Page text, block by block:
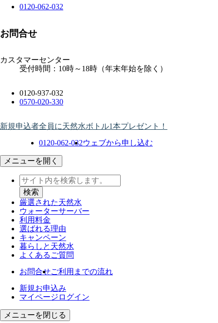
0120-062-032
お問合せ
カスタマーセンター
受付時間：10時～18時（年末年始を除く）
0120-937-032
0570-020-330
新規申込者全員に天然水ボトル1本プレゼント！
0120-062-032ウェブから申し込む
メニューを開く
厳選された天然水
ウォーターサーバー
利用料金
選ばれる理由
キャンペーン
暮らしと天然水
よくあるご質問
お問合せご利用までの流れ
新規お申込み
マイページログイン
メニューを閉じる